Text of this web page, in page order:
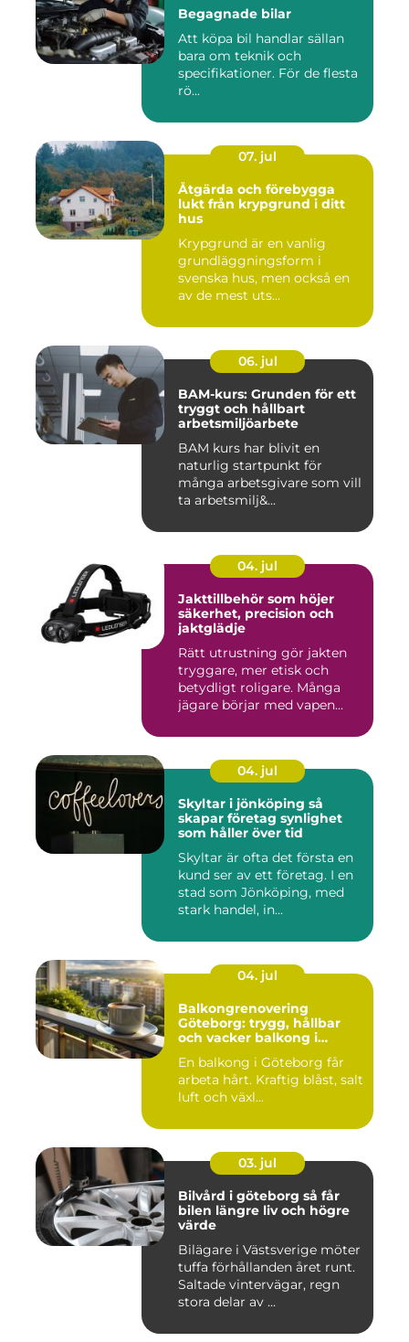
Begagnade bilar
Att köpa bil handlar sällan
bara om teknik och
specifikationer. För de flesta
rö...
07. jul
Åtgärda och förebygga
lukt från krypgrund i ditt
hus
Krypgrund är en vanlig
grundläggningsform i
svenska hus, men också en
av de mest uts...
06. jul
BAM-kurs: Grunden för ett
tryggt och hållbart
arbetsmiljöarbete
BAM kurs har blivit en
naturlig startpunkt för
många arbetsgivare som vill
ta arbetsmilj&...
04. jul
Jakttillbehör som höjer
säkerhet, precision och
jaktglädje
Rätt utrustning gör jakten
tryggare, mer etisk och
betydligt roligare. Många
jägare börjar med vapen...
04. jul
Skyltar i jönköping så
skapar företag synlighet
som håller över tid
Skyltar är ofta det första en
kund ser av ett företag. I en
stad som Jönköping, med
stark handel, in...
04. jul
Balkongrenovering
Göteborg: trygg, hållbar
och vacker balkong i
En balkong i Göteborg får
arbeta hårt. Kraftig blåst, salt
luft och växl...
03. jul
Bilvård i göteborg så får
bilen längre liv och högre
värde
Bilägare i Västsverige möter
tuffa förhållanden året runt.
Saltade vintervägar, regn
stora delar av ...